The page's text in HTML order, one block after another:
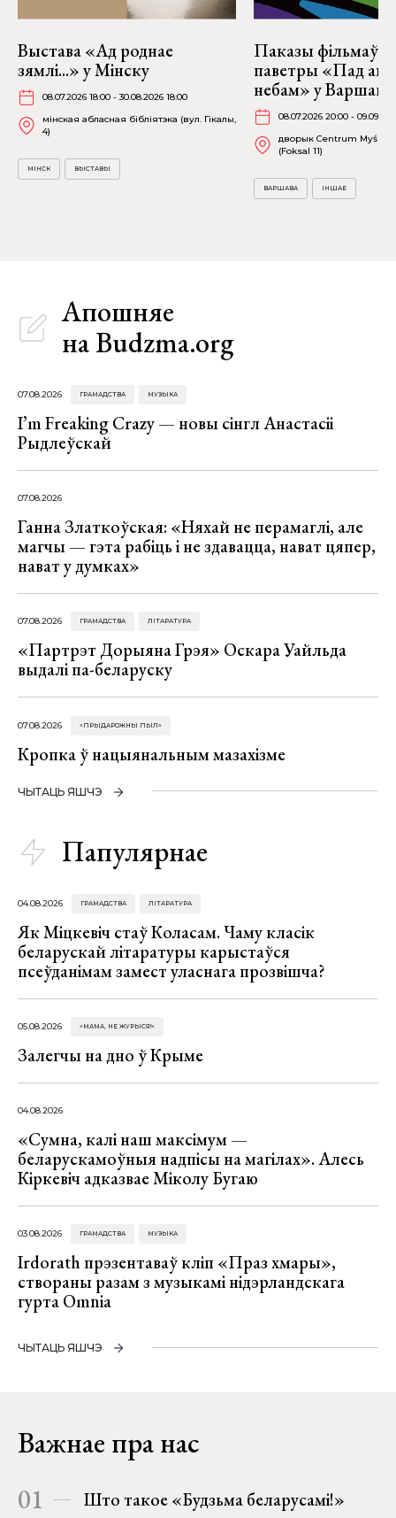
Выстава «Ад роднае
зямлі...» у Мінску
08.07.2026 18:00 - 30.08.2026 18:00
мінская абласная бібліятэка (вул. Гікалы,
4)
МІНСК ВЫСТАВЫ
Паказы фільмаў
паветры «Пад
небам» у Варшаве
08.07.2026 20:00 -
дворык Centrum Myśli
(Foksal 11)
ВАРШАВА ІНШАЕ
Апошняе
на Budzma.org
07.08.2026 ГРАМАДСТВА МУЗЫКА
I’m Freaking Crazy — новы сінгл Анастасіі
Рыдлеўскай
07.08.2026
Ганна Златкоўская: «Няхай не перамаглі, але
магчы — гэта рабіць і не здавацца, нават цяпер,
нават у думках»
07.08.2026 ГРАМАДСТВА ЛІТАРАТУРА
«Партрэт Дорыяна Грэя» Оскара Уайльда
выдалі па-беларуску
07.08.2026 «ПРЫДАРОЖНЫ ПЫЛ»
Кропка ў нацыянальным мазахізме
ЧЫТАЦЬ ЯШЧЭ
Папулярнае
04.08.2026 ГРАМАДСТВА ЛІТАРАТУРА
Як Міцкевіч стаў Коласам. Чаму класік
беларускай літаратуры карыстаўся
псеўданімам замест уласнага прозвішча?
05.08.2026 «МАМА, НЕ ЖУРЫСЯ!»
Залегчы на дно ў Крыме
04.08.2026
«Сумна, калі наш максімум —
беларускамоўныя надпісы на магілах». Алесь
Кіркевіч адказвае Міколу Бугаю
03.08.2026 ГРАМАДСТВА МУЗЫКА
Irdorath прэзентаваў кліп «Праз хмары»,
створаны разам з музыкамі нідэрландскага
гурта Omnia
ЧЫТАЦЬ ЯШЧЭ
Важнае пра нас
01 Што такое «Будзьма беларусамі!»